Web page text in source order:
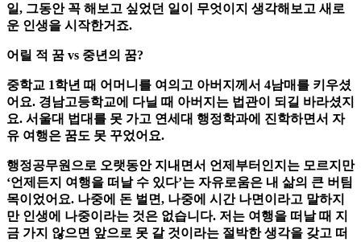
일, 그동안 꼭 해보고 싶었던 일이 무엇이지 생각해보고 새로
운 인생을 시작한거죠.
어릴 적 꿈 vs 중년의 꿈?
중학교 1학년 때 어머니를 여의고 아버지께서 4남매를 키우셨
어요. 경남고등학교에 다닐 때 아버지는 법관이 되길 바라셨지
요. 서울대 법대를 못 가고 연세대 행정학과에 진학하면서 자
유 여행은 꿈도 못 꾸었어요.
행정공무원으로 오랫동안 지내면서 언제부터인지는 모르지만
‘언제든지 여행을 떠날 수 있다’는 자유로움은 내 삶의 큰 버팀
목이었어요. 나중에 돈 벌면, 나중에 시간 나면이라고 말하지
만 인생에 나중이라는 것은 없습니다. 저는 여행을 떠날 때 지
금 가지 않으면 앞으로 못 갈 것이라는 절박한 생각을 갖고 떠